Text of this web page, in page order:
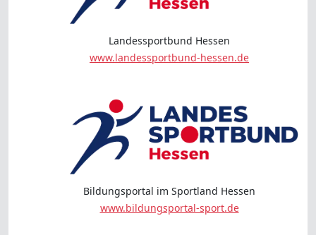
Landessportbund Hessen
www.landessportbund-hessen.de
Bildungsportal im Sportland Hessen
www.bildungsportal-sport.de